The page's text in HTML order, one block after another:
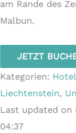
am Rande des
Malbun.
JETZT
Kategorien:
Liechtenstein,
Last updated on
04:37